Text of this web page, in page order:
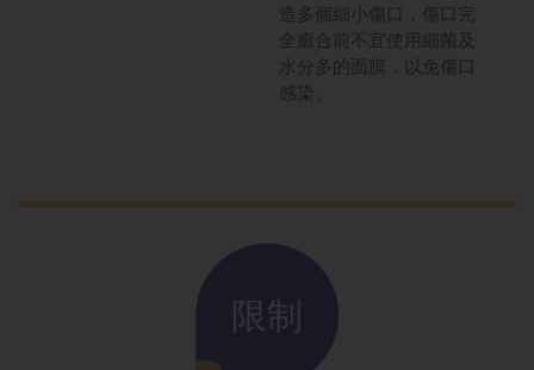
造多個細小傷口，傷口完
全癒合前不宜使用細菌及
水分多的面膜，以免傷口
感染。
限制